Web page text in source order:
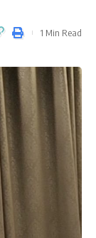
1 Min Read